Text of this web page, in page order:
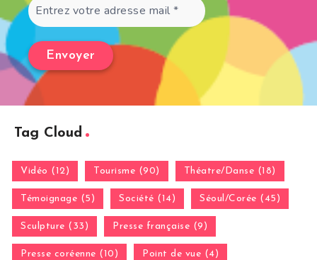
Tag Cloud
Vidéo (12) Tourisme (90) Théatre/Danse (18)
Témoignage (5) Société (14) Séoul/Corée (45)
Sculpture (33) Presse française (9)
Presse coréenne (10) Point de vue (4)